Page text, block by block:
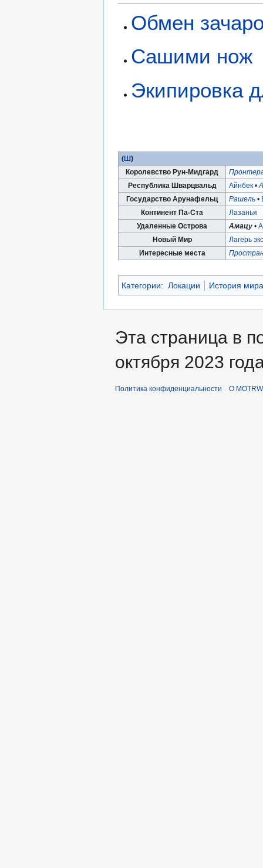
Обмен
Сашими нож
Экипировка
(Ш)
Королевство Рун-Мидгард
Республика Шварцвальд
Айнбек•
Государство Арунафельц
Рашель•
Континент Па-Ста
Лазанья
Удаленные Острова
Амацу•
Новый Мир
Лагерь
Интересные места
Категории: Локации История мира
Эта страница в
октября 2023
Политика конфиденциальности О